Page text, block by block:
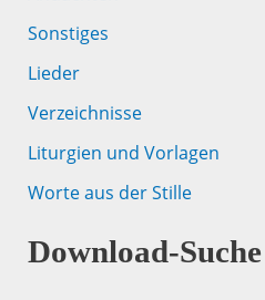
Sonstiges
Lieder
Verzeichnisse
Liturgien und Vorlagen
Worte aus der Stille
Download-Suche